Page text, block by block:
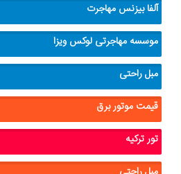
آلفا بیزنس مهاجرت
موسسه مهاجرتی لوکس ویزا
مبل راحتی
قیمت موتور برق
تور ترکیه